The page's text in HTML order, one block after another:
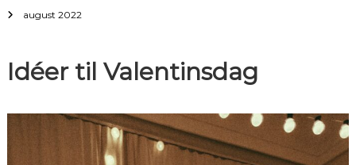
august 2022
Idéer til Valentinsdag